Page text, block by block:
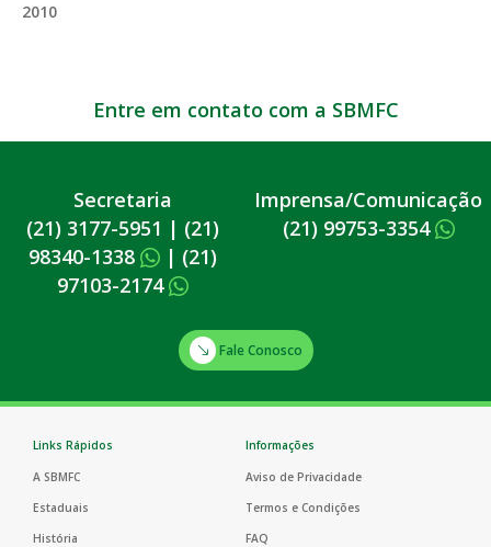
2010
Entre em contato com a SBMFC
Secretaria
(21) 3177-5951 | (21)
98340-1338
| (21)
97103-2174
Imprensa/Comunicação
(21) 99753-3354
Fale Conosco
Links Rápidos
A SBMFC
Estaduais
História
Informações
Aviso de Privacidade
Termos e Condições
FAQ